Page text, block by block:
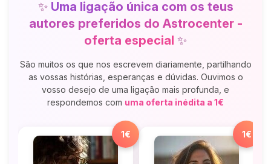
sentimentos por si? Estará a
pensar em si neste
momento?
✨ Uma ligação única com os teus
autores preferidos do Astrocenter -
oferta especial ✨
São muitos os que nos escrevem diariamente, partilhando
as vossas histórias, esperanças e dúvidas. Ouvimos o
vosso desejo de uma ligação mais profunda, e
respondemos com uma oferta inédita a 1€
1€ 1€